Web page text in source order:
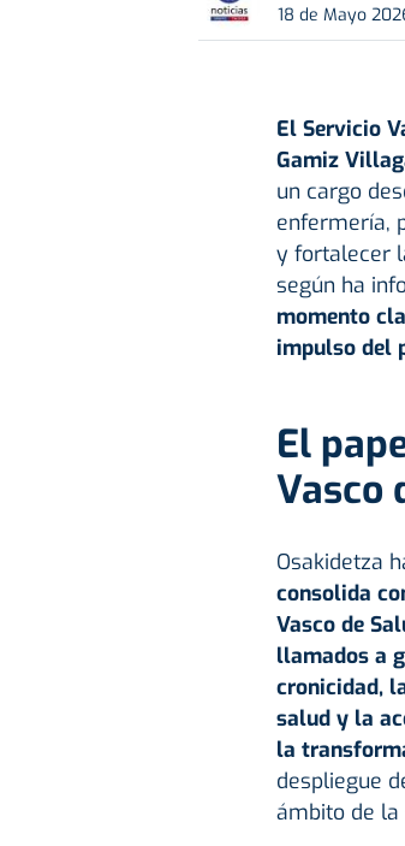
18 de Mayo
El Servicio
Gamiz
un cargo
enfermería,
y fortalecer
según ha
momento
impulso del
El
Vasco
Osakidetza
consolida
Vasco de
llamados a
cronicidad,
salud y la
la
despliegue
ámbito de